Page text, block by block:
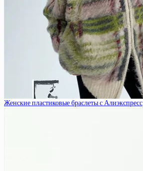
Женские пластиковые браслеты с Алиэкспресс